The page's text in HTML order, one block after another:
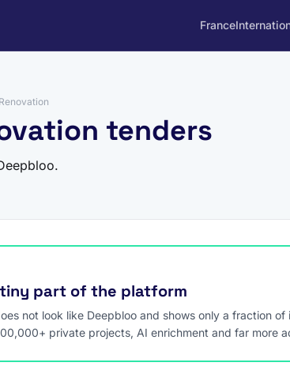
France
tenders
tiny part of the platform
not look like Deepbloo and shows only a fraction
private projects, AI enrichment and far more